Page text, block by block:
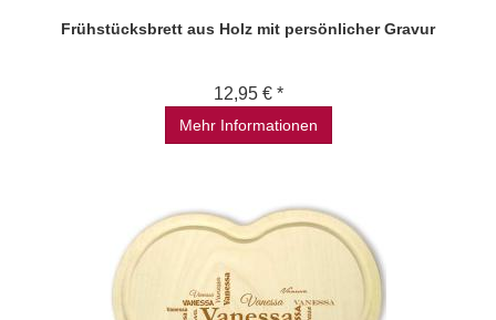
Frühstücksbrett aus Holz mit persönlicher Gravur
12,95 € *
Mehr Informationen